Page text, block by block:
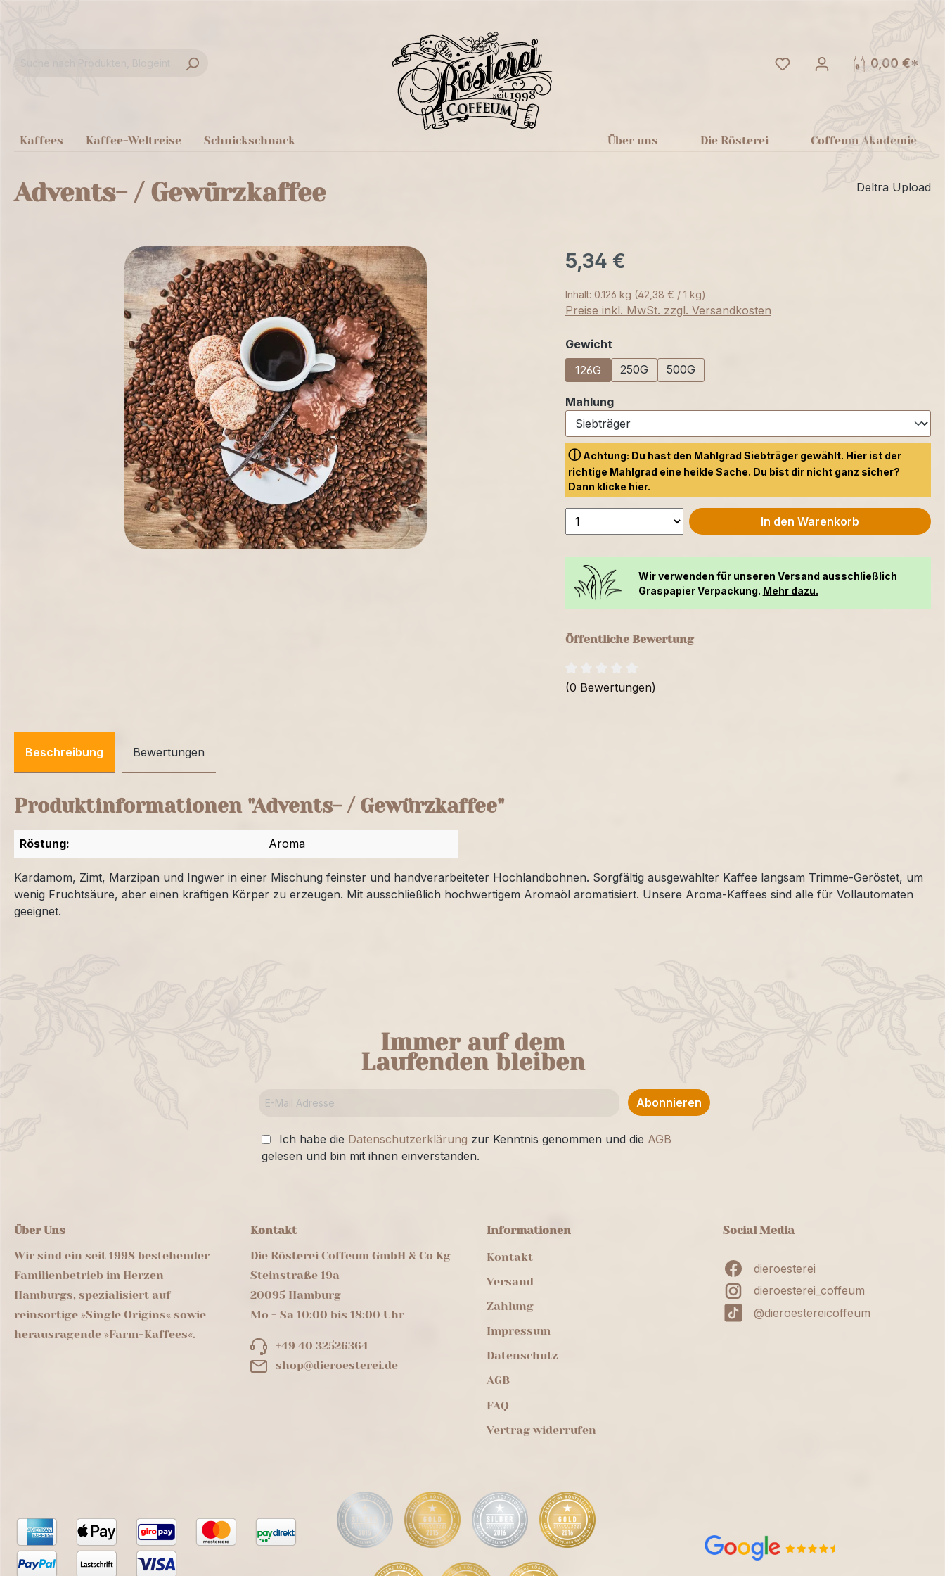
Du hast 0 Produkte auf
0,00 €*
Kaffees Kaffee-Weltreise Schnickschnack Über uns Die Rösterei Coffeum Akademie
Advents- / Gewürzkaffee Deltra Upload
5,34 €
Inhalt: 0.126 kg (42,38 € / 1 kg)
Preise inkl. MwSt. zzgl. Versandkosten
Gewicht
126G
250G 500G
Mahlungauswählen
ⓘAchtung: Du hast den Mahlgrad Siebträger gewählt. Hier ist der
richtige Mahlgrad eine heikle Sache. Du bist dir nicht ganz sicher?
Dann klicke hier.
In den Warenkorb
Wir verwenden für unseren Versand ausschließlich
Graspapier Verpackung. Mehr dazu.
Öffentliche Bewertung
(0 Bewertungen)
Beschreibung Bewertungen
Produktinformationen "Advents- / Gewürzkaffee"
Röstung: Aroma
Kardamom, Zimt, Marzipan und Ingwer in einer Mischung feinster und handverarbeiteter Hochlandbohnen. Sorgfältig ausgewählter Kaffee langsam Trimme-Geröstet, um
wenig Fruchtsäure, aber einen kräftigen Körper zu erzeugen. Mit ausschließlich hochwertigem Aromaöl aromatisiert. Unsere Aroma-Kaffees sind alle für Vollautomaten
geeignet.
Immer auf dem
Laufenden bleiben
Abonnieren
Ich habe die Datenschutzerklärung zur Kenntnis genommen und die AGB
gelesen und bin mit ihnen einverstanden.
Über Uns
Wir sind ein seit 1998 bestehender
Familienbetrieb im Herzen
Hamburgs, spezialisiert auf
reinsortige »Single Origins« sowie
herausragende »Farm-Kaffees«.
Kontakt
Die Rösterei Coffeum GmbH & Co Kg
Steinstraße 19a
20095 Hamburg
Mo - Sa 10:00 bis 18:00 Uhr
+49 40 32526364
shop@dieroesterei.de
Informationen
Kontakt
Versand
Zahlung
Impressum
Datenschutz
AGB
FAQ
Vertrag widerrufen
Social Media
dieroesterei
dieroesterei_coffeum
@dieroestereicoffeum